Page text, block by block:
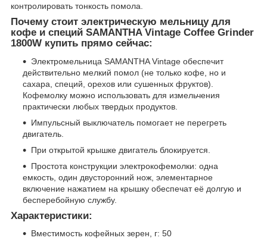
контролировать тонкость помола.
Почему стоит электрическую мельницу для
кофе и специй SAMANTHA Vintage Coffee Grinder
1800W купить прямо сейчас:
Электромельница SAMANTHA Vintage обеспечит
действительно мелкий помол (не только кофе, но и
сахара, специй, орехов или сушенных фруктов).
Кофемолку можно использовать для измельчения
практически любых твердых продуктов.
Импульсный выключатель помогает не перегреть
двигатель.
При открытой крышке двигатель блокируется.
Простота конструкции электрокофемолки: одна
емкость, один двусторонний нож, элементарное
включение нажатием на крышку обеспечат её долгую и
бесперебойную службу.
Характеристики:
Вместимость кофейных зерен, г: 50